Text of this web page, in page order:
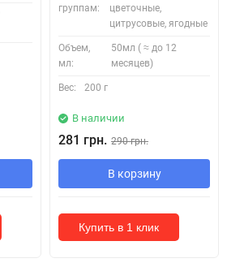
группам:
цветочные,
цитрусовые, ягодные
Объем,
мл:
50мл ( ≈ до 12
месяцев)
Вес: 200 г
В наличии
281 грн. 290 грн.
В корзину
Купить в 1 клик